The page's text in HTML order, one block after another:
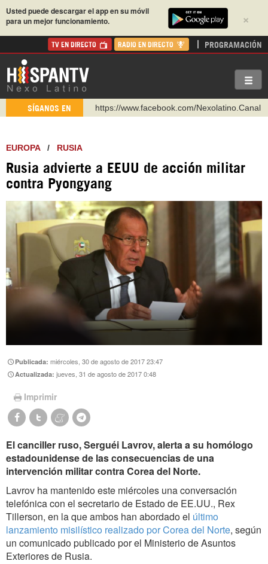
×
Usted puede descargar el app en su móvil
para un mejor funcionamiento.
TV EN DIRECTO RADIO EN DIRECTO PROGRAMACIÓN
SÍGANOS EN
https://www.facebook.com/Nexolatino.Canal
https://t.me/hispantvcanal
https://urmedium.com/c/hispantv
Instagram como: hispan_tv
EUROPA/ RUSIA
Rusia advierte a EEUU de acción militar
contra Pyongyang
Publicada:miércoles, 30 de agosto de 2017 23:47
Actualizada:jueves, 31 de agosto de 2017 0:48
Imprimir
El canciller ruso, Serguéi Lavrov, alerta a su homólogo
estadounidense de las consecuencias de una
intervención militar contra Corea del Norte.
Lavrov ha mantenido este miércoles una conversación
telefónica con el secretario de Estado de EE.UU., Rex
Tillerson, en la que ambos han abordado el último
lanzamiento misilístico realizado por Corea del Norte, según
un comunicado publicado por el Ministerio de Asuntos
Exteriores de Rusia.